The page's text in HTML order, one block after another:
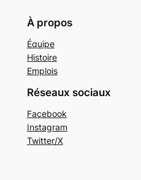
À propos
Équipe
Histoire
Emplois
Réseaux sociaux
Facebook
Instagram
Twitter/X